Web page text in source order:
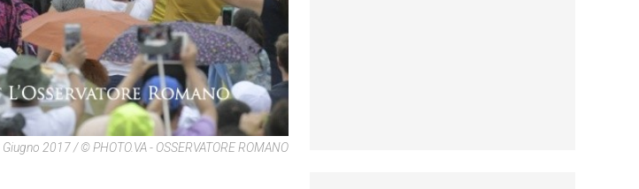
2017 / © PHOTO.VA - OSSERVATORE ROMANO